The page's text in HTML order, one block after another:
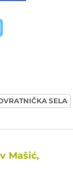
SELA
Mašić,